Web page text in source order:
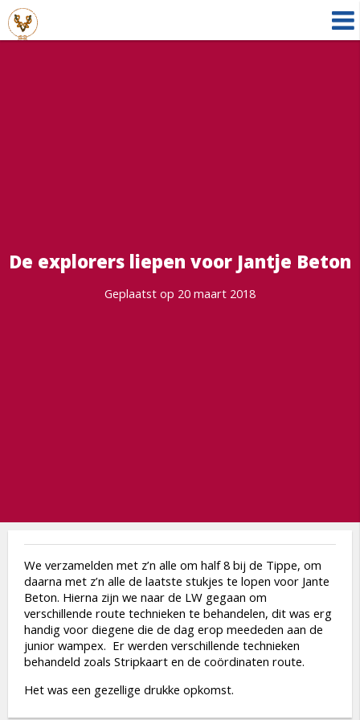
De explorers liepen voor Jantje Beton
Geplaatst op 20 maart 2018
We verzamelden met z’n alle om half 8 bij de Tippe, om
daarna met z’n alle de laatste stukjes te lopen voor Jante
Beton. Hierna zijn we naar de LW gegaan om
verschillende route technieken te behandelen, dit was erg
handig voor diegene die de dag erop meededen aan de
junior wampex. Er werden verschillende technieken
behandeld zoals Stripkaart en de coördinaten route.
Het was een gezellige drukke opkomst.